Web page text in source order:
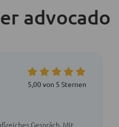
advocado
5,00 von 5 Sternen
Gespräch. Mit